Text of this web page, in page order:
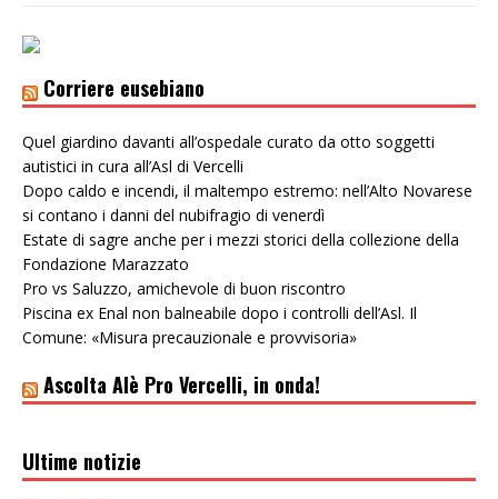
Corriere eusebiano
Quel giardino davanti all’ospedale curato da otto soggetti
autistici in cura all’Asl di Vercelli
Dopo caldo e incendi, il maltempo estremo: nell’Alto Novarese
si contano i danni del nubifragio di venerdì
Estate di sagre anche per i mezzi storici della collezione della
Fondazione Marazzato
Pro vs Saluzzo, amichevole di buon riscontro
Piscina ex Enal non balneabile dopo i controlli dell’Asl. Il
Comune: «Misura precauzionale e provvisoria»
Ascolta Alè Pro Vercelli, in onda!
Ultime notizie